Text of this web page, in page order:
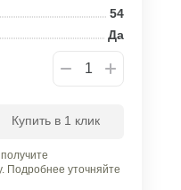
54
Да
Купить в 1 клик
Подробнее уточняйте